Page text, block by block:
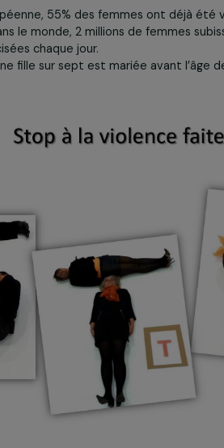
une femme sur trois sera
sexuelle au cours de sa vie.
une femme décède sous les coups
excisées chaque jour.
une fille sur sept est mariée